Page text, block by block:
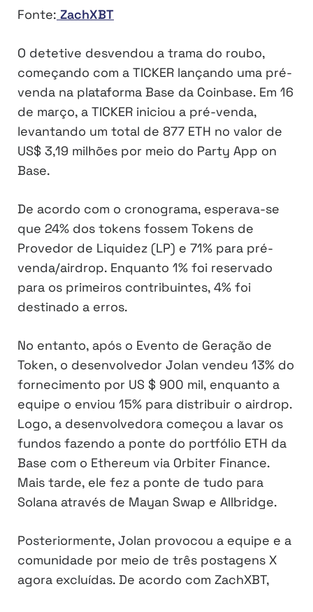
Fonte: ZachXBT
O detetive desvendou a trama do roubo,
começando com a TICKER lançando uma pré-
venda na plataforma Base da Coinbase. Em 16
de março, a TICKER iniciou a pré-venda,
levantando um total de 877 ETH no valor de
US$ 3,19 milhões por meio do Party App on
Base.
De acordo com o cronograma, esperava-se
que 24% dos tokens fossem Tokens de
Provedor de Liquidez (LP) e 71% para pré-
venda/airdrop. Enquanto 1% foi reservado
para os primeiros contribuintes, 4% foi
destinado a erros.
No entanto, após o Evento de Geração de
Token, o desenvolvedor Jolan vendeu 13% do
fornecimento por US $ 900 mil, enquanto a
equipe o enviou 15% para distribuir o airdrop.
Logo, a desenvolvedora começou a lavar os
fundos fazendo a ponte do portfólio ETH da
Base com o Ethereum via Orbiter Finance.
Mais tarde, ele fez a ponte de tudo para
Solana através de Mayan Swap e Allbridge.
Posteriormente, Jolan provocou a equipe e a
comunidade por meio de três postagens X
agora excluídas. De acordo com ZachXBT,